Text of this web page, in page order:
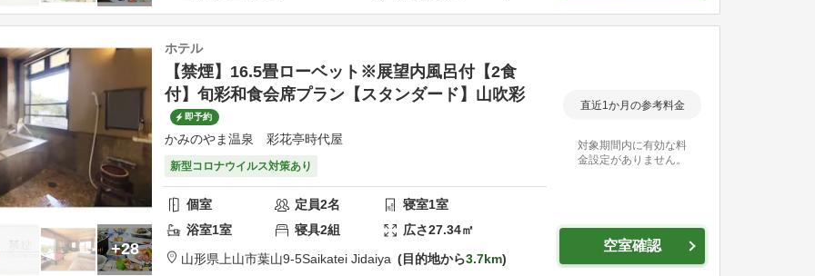
+28
ホテル
【禁煙】16.5畳ローベット※展望内風呂付【2食
付】旬彩和食会席プラン【スタンダード】山吹彩
即予約
かみのやま温泉 彩花亭時代屋
新型コロナウイルス対策あり
個室 定員2名 寝室1室
浴室1室 寝具2組 広さ27.34㎡
山形県 上山市葉山9-5Saikatei Jidaiya 目的地から3.7km
直近1か月の参考料金
対象期間内に有効な料
金設定がありません。
空室確認